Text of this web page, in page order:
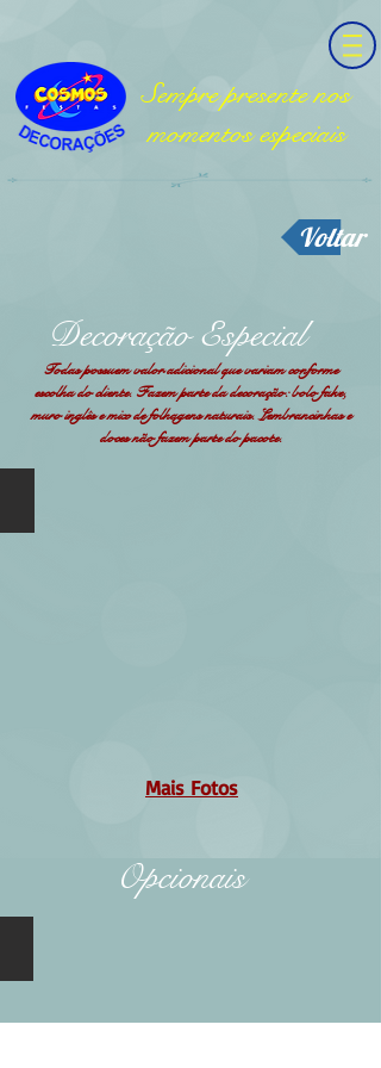
Sempre presente nos
momentos especiais
Voltar
Decoração Especial
Todaspossuemvalor adicional que variam conforme
escolha do cliente. Fazem parte da decoração: bolo fake,
muro inglês e mix de folhagens naturais. Lembrancinhas e
doces não fazem parte do pacote.
Mais Fotos
Opcionais